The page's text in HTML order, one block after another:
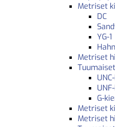
Metriset
DC
YG-1
Metriset
G-
Metriset
Metriset